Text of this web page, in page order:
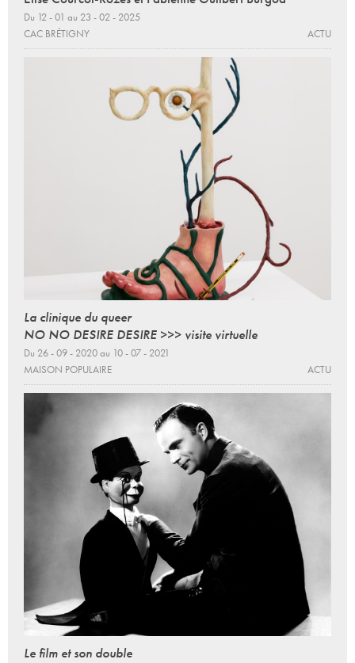
Du 12 - 01 au 23 - 02 - 2025
CAC BRÉTIGNY
ACTU
La clinique du queer
NO NO DESIRE DESIRE >>> visite virtuelle
Du 26 - 09 - 2020 au 10 - 07 - 2021
MAISON POPULAIRE
ACTU
Le film et son double